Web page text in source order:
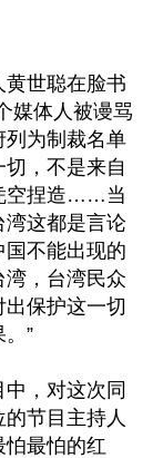
世聪在脸书
媒体人被谩骂
列为制裁名单
，不是来自
空捏造……当
这都是言论
国不能出现的
，台湾民众
保护这一切
”
，对这次同
节目主持人
最怕的红